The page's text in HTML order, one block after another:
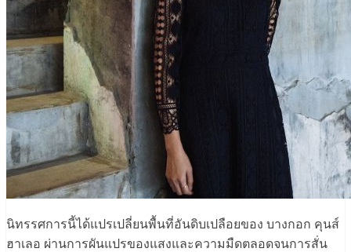
นิทรรศการนี้ได้แปรเปลี่ยนพื้นที่อันดิบเปลือยของ บางกอก คุนส์
ฮาเลอ ผ่านการผันแปรของแสงและความมืดตลอดจนการสั่น